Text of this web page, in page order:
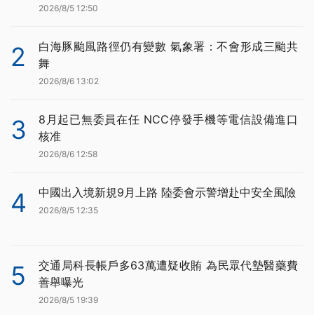
2026/8/5 12:50
2
白海豚颱風路徑仍有變數 氣象署：不會形成三颱共
舞
2026/8/6 13:02
3
8月起已無委員在任 NCC停發手機等電信設備進口
核准
2026/8/6 12:58
4 中國出入境新規9月上路 陸委會示警增赴中安全風險
2026/8/5 12:35
5
交通局科長帳戶多63萬遭疑收賄 為民眾代墊醫藥費
善舉曝光
2026/8/5 19:39